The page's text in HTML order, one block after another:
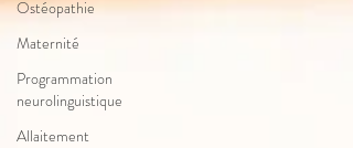
Ostéopathie
Maternité
Programmation
neurolinguistique
Allaitement